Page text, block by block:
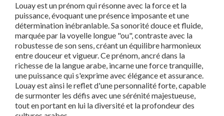
Louay est un prénom qui résonne avec la force et la
puissance, évoquant une présence imposante et une
détermination inébranlable. Sa sonorité douce et fluide,
marquée par la voyelle longue "ou", contraste avec la
robustesse de son sens, créant un équilibre harmonieux
entre douceur et vigueur. Ce prénom, ancré dans la
richesse de la langue arabe, incarne une force tranquille,
une puissance qui s'exprime avec élégance et assurance.
Louay est ainsi le reflet d'une personnalité forte, capable
de surmonter les défis avec une sérénité majestueuse,
tout en portant en lui la diversité et la profondeur des